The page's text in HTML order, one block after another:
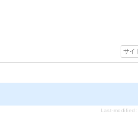
Last-